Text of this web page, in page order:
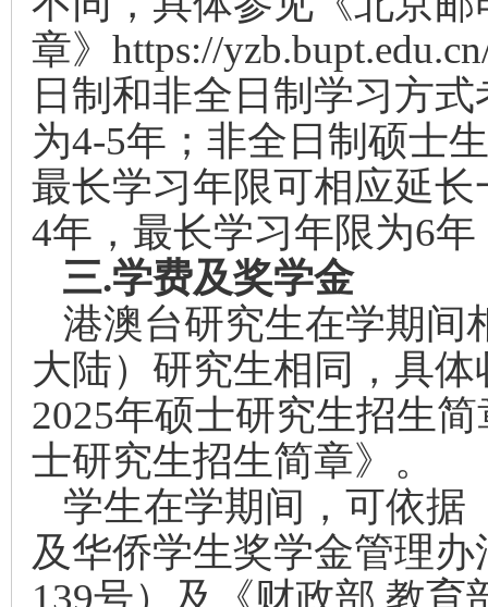
章》https://
日制和非全日制学习方
为4-5年；非全日制硕士
最长学习年限可相应延
4年，最长学习年限为6
三.学费及奖学金
港澳台研究生在学期间
大陆）研究生相同，具
2025年硕士研究生招生
士研究生招生简章》。
学生在学期间，可依据
及华侨学生奖学金管理
139号）及《财政部 教